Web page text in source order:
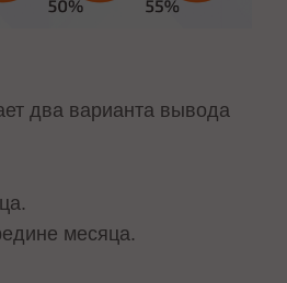
два варианта вывода
месяца.